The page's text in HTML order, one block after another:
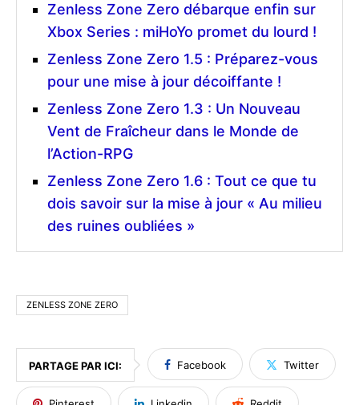
Zenless Zone Zero débarque enfin sur
Xbox Series : miHoYo promet du lourd !
Zenless Zone Zero 1.5 : Préparez-vous
pour une mise à jour décoiffante !
Zenless Zone Zero 1.3 : Un Nouveau
Vent de Fraîcheur dans le Monde de
l’Action-RPG
Zenless Zone Zero 1.6 : Tout ce que tu
dois savoir sur la mise à jour « Au milieu
des ruines oubliées »
ZENLESS ZONE ZERO
PARTAGE PAR ICI: Facebook Twitter